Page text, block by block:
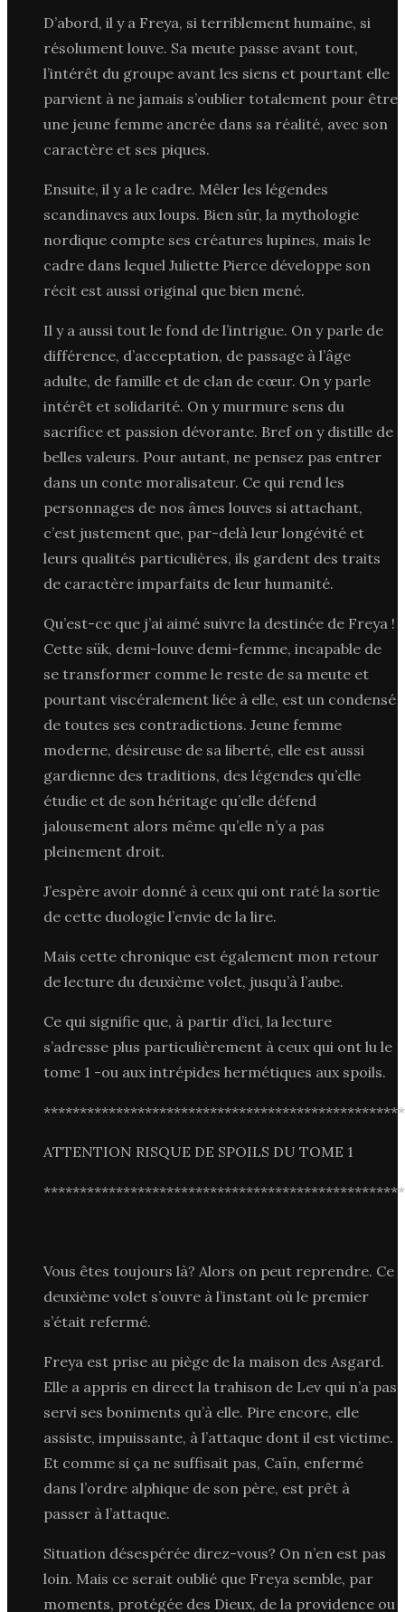
D’abord, il y a Freya, si terriblement humaine, si
résolument louve. Sa meute passe avant tout,
l’intérêt du groupe avant les siens et pourtant elle
parvient à ne jamais s’oublier totalement pour être
une jeune femme ancrée dans sa réalité, avec son
caractère et ses piques.
Ensuite, il y a le cadre. Mêler les légendes
scandinaves aux loups. Bien sûr, la mythologie
nordique compte ses créatures lupines, mais le
cadre dans lequel Juliette Pierce développe son
récit est aussi original que bien mené.
Il y a aussi tout le fond de l’intrigue. On y parle de
différence, d’acceptation, de passage à l’âge
adulte, de famille et de clan de cœur. On y parle
intérêt et solidarité. On y murmure sens du
sacrifice et passion dévorante. Bref on y distille de
belles valeurs. Pour autant, ne pensez pas entrer
dans un conte moralisateur. Ce qui rend les
personnages de nos âmes louves si attachant,
c’est justement que, par-delà leur longévité et
leurs qualités particulières, ils gardent des traits
de caractère imparfaits de leur humanité.
Qu’est-ce que j’ai aimé suivre la destinée de Freya !
Cette sük, demi-louve demi-femme, incapable de
se transformer comme le reste de sa meute et
pourtant viscéralement liée à elle, est un condensé
de toutes ses contradictions. Jeune femme
moderne, désireuse de sa liberté, elle est aussi
gardienne des traditions, des légendes qu’elle
étudie et de son héritage qu’elle défend
jalousement alors même qu’elle n’y a pas
pleinement droit.
J’espère avoir donné à ceux qui ont raté la sortie
de cette duologie l’envie de la lire.
Mais cette chronique est également mon retour
de lecture du deuxième volet, jusqu’à l’aube.
Ce qui signifie que, à partir d’ici, la lecture
s’adresse plus particulièrement à ceux qui ont lu le
tome 1 -ou aux intrépides hermétiques aux spoils.
ATTENTION RISQUE DE SPOILS DU TOME 1
Vous êtes toujours là? Alors on peut reprendre. Ce
deuxième volet s’ouvre à l’instant où le premier
s’était refermé.
Freya est prise au piège de la maison des Asgard.
Elle a appris en direct la trahison de Lev qui n’a pas
servi ses boniments qu’à elle. Pire encore, elle
assiste, impuissante, à l’attaque dont il est victime.
Et comme si ça ne suffisait pas, Caïn, enfermé
dans l’ordre alphique de son père, est prêt à
passer à l’attaque.
Situation désespérée direz-vous? On n’en est pas
loin. Mais ce serait oublié que Freya semble, par
moments, protégée des Dieux, de la providence ou